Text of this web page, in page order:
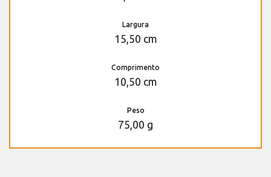
Largura
15,50 cm
Comprimento
10,50 cm
Peso
75,00 g